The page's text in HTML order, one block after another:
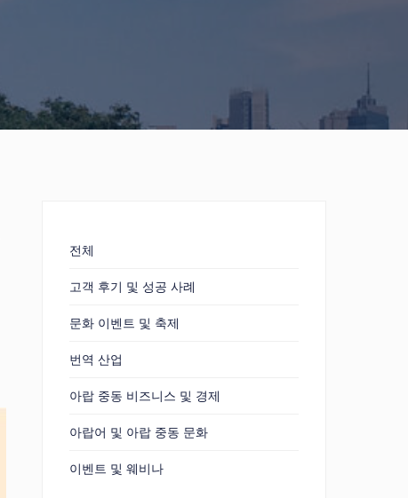
전체
고객 후기 및 성공 사례
문화 이벤트 및 축제
번역 산업
아랍 중동 비즈니스 및 경제
아랍어 및 아랍 중동 문화
이벤트 및 웨비나